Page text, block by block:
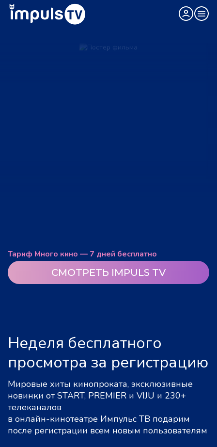
Тариф Много кино — 7 дней бесплатно
СМОТРЕТЬ IMPULS TV
Неделя бесплатного
просмотра за регистрацию
Мировые хиты кинопроката, эксклюзивные
новинки от START, PREMIER и VIJU и 230+
телеканалов
в онлайн-кинотеатре Импульс ТВ подарим
после регистрации всем новым пользователям